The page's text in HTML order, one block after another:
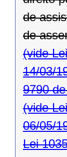
de
de
(vide
14/03/
9790
(vide
06/05/
Lei